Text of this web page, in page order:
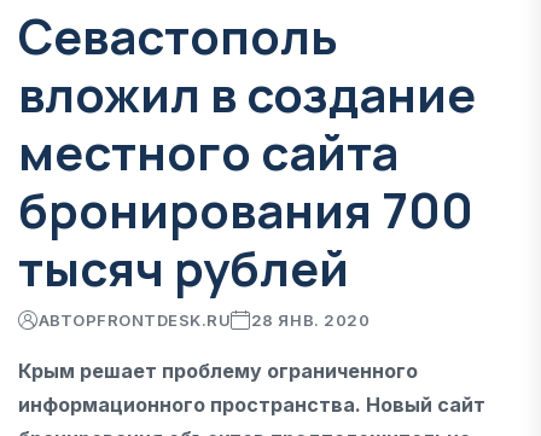
Севастополь
вложил в создание
местного сайта
бронирования 700
тысяч рублей
АВТОРFRONTDESK.RU 28 ЯНВ. 2020
Крым решает проблему ограниченного
информационного пространства. Новый сайт